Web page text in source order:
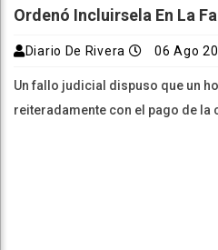
Ordenó Incluirsela En La
Diario De Rivera 06 Ago
Un fallo judicial dispuso que un
reiteradamente con el pago de la